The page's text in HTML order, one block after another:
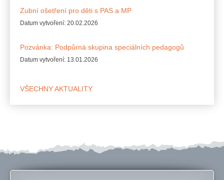
Zubní ošetření pro děti s PAS a MP
Datum vytvoření: 20.02.2026
Pozvánka: Podpůrná skupina speciálních pedagogů
Datum vytvoření: 13.01.2026
VŠECHNY AKTUALITY